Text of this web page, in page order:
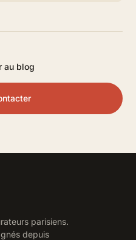
au blog
parisiens.
depuis